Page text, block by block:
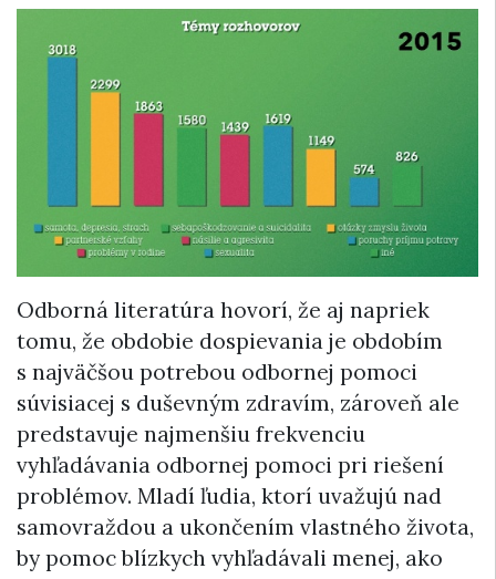
Odborná literatúra hovorí, že aj napriek
tomu, že obdobie dospievania je obdobím
s najväčšou potrebou odbornej pomoci
súvisiacej s duševným zdravím, zároveň ale
predstavuje najmenšiu frekvenciu
vyhľadávania odbornej pomoci pri riešení
problémov. Mladí ľudia, ktorí uvažujú nad
samovraždou a ukončením vlastného života,
by pomoc blízkych vyhľadávali menej, ako